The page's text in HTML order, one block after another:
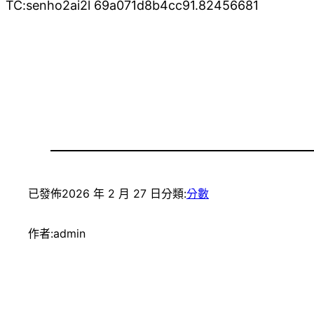
TC:senho2ai2l 69a071d8b4cc91.82456681
已發佈2026 年 2 月 27 日分類:分數
作者:admin